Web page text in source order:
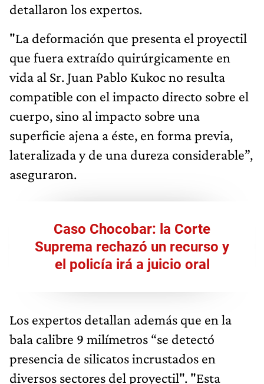
detallaron los expertos.
"La deformación que presenta el proyectil
que fuera extraído quirúrgicamente en
vida al Sr. Juan Pablo Kukoc no resulta
compatible con el impacto directo sobre el
cuerpo, sino al impacto sobre una
superficie ajena a éste, en forma previa,
lateralizada y de una dureza considerable”,
aseguraron.
Caso Chocobar: la Corte
Suprema rechazó un recurso y
el policía irá a juicio oral
Los expertos detallan además que en la
bala calibre 9 milímetros “se detectó
presencia de silicatos incrustados en
diversos sectores del proyectil". "Esta